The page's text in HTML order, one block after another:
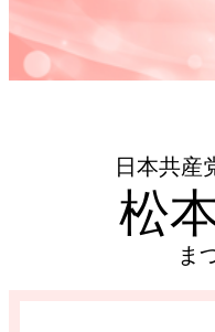
松
ま
日本共産